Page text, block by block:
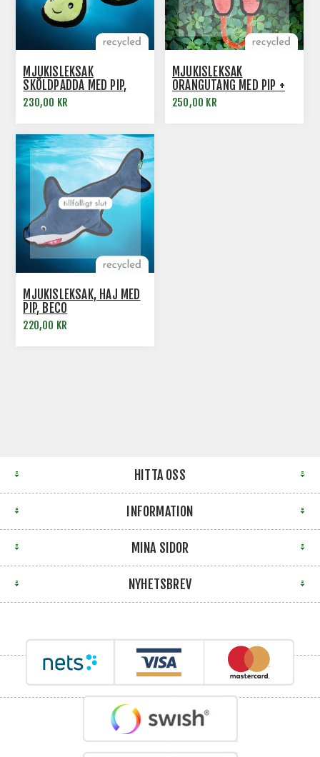
MJUKISLEKSAK
SKÖLDPADDA MED PIP,
BECO
230,00 KR
MJUKISLEKSAK
ORANGUTANG MED PIP +
REPHANDTAG BECO
250,00 KR
MJUKISLEKSAK, HAJ MED
PIP, BECO
220,00 KR
HITTA OSS
INFORMATION
MINA SIDOR
NYHETSBREV